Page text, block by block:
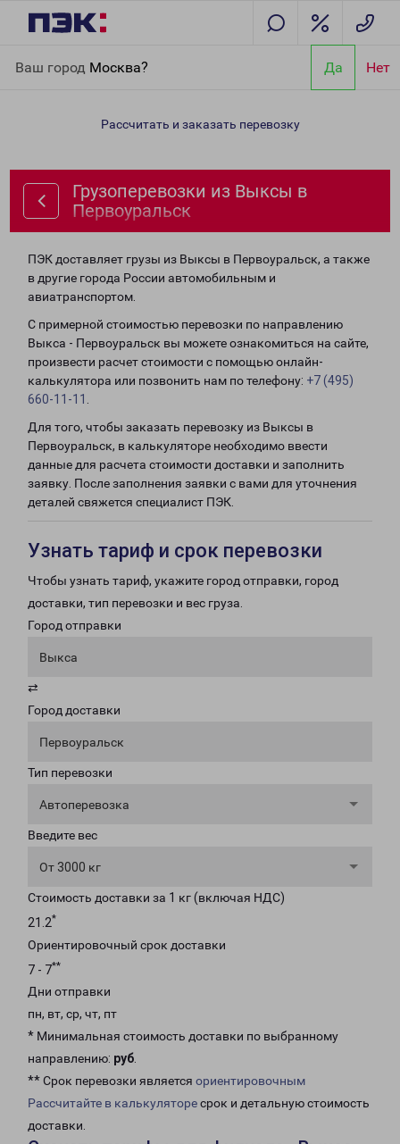
Ваш город Москва? Да Нет
Первоуральск
Рассчитать и заказать перевозку
Грузоперевозки из Выксы в
Первоуральск
ПЭК доставляет грузы из Выксы в Первоуральск, а также
в другие города России автомобильным и
авиатранспортом.
С примерной стоимостью перевозки по направлению
Выкса - Первоуральск вы можете ознакомиться на сайте,
произвести расчет стоимости с помощью онлайн-
калькулятора или позвонить нам по телефону: +7 (495)
660-11-11
Для того, чтобы заказать перевозку из Выксы в
Первоуральск, в калькуляторе необходимо ввести
данные для расчета стоимости доставки и заполнить
заявку. После заполнения заявки с вами для уточнения
деталей свяжется специалист ПЭК.
Узнать тариф и срок перевозки
Чтобы узнать тариф, укажите город отправки, город
доставки, тип перевозки и вес груза.
Город отправки
Выкса
⇄
Город доставки
Первоуральск
Тип перевозки
Автоперевозка
Введите вес
От 3000 кг
Стоимость доставки за 1 кг (включая НДС)
21.2*
Ориентировочный срок доставки
7 - 7**
Дни отправки
пн, вт, ср, чт, пт
* Минимальная стоимость доставки по выбранному
направлению: руб.
** Срок перевозки является ориентировочным
Рассчитайте в калькуляторесрок и детальную стоимость
доставки.